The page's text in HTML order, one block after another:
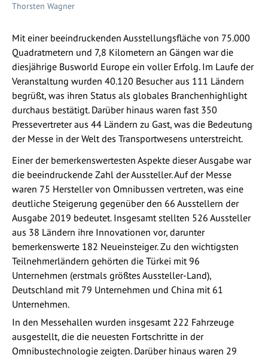
Thorsten Wagner
Mit einer beeindruckenden Ausstellungsfläche von 75.000
Quadratmetern und 7,8 Kilometern an Gängen war die
diesjährige Busworld Europe ein voller Erfolg. Im Laufe der
Veranstaltung wurden 40.120 Besucher aus 111 Ländern
begrüßt, was ihren Status als globales Branchenhighlight
durchaus bestätigt. Darüber hinaus waren fast 350
Pressevertreter aus 44 Ländern zu Gast, was die Bedeutung
der Messe in der Welt des Transportwesens unterstreicht.
Einer der bemerkenswertesten Aspekte dieser Ausgabe war
die beeindruckende Zahl der Aussteller. Auf der Messe
waren 75 Hersteller von Omnibussen vertreten, was eine
deutliche Steigerung gegenüber den 66 Ausstellern der
Ausgabe 2019 bedeutet. Insgesamt stellten 526 Aussteller
aus 38 Ländern ihre Innovationen vor, darunter
bemerkenswerte 182 Neueinsteiger. Zu den wichtigsten
Teilnehmerländern gehörten die Türkei mit 96
Unternehmen (erstmals größtes Aussteller-Land),
Deutschland mit 79 Unternehmen und China mit 61
Unternehmen.
In den Messehallen wurden insgesamt 222 Fahrzeuge
ausgestellt, die die neuesten Fortschritte in der
Omnibustechnologie zeigten. Darüber hinaus waren 29